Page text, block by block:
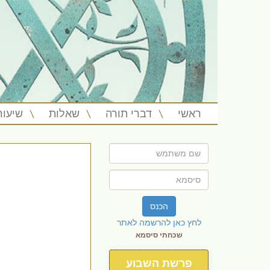
ראשי דברי תורה שאלות
הכנס
לחץ כאן להרשמה לאתר
שכחתי סיסמא
פרשת השבוע